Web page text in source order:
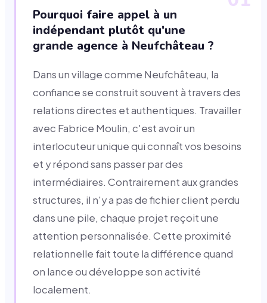
Pourquoi faire appel à un
indépendant plutôt qu'une
grande agence à Neufchâteau ?
Dans un village comme Neufchâteau, la
confiance se construit souvent à travers des
relations directes et authentiques. Travailler
avec Fabrice Moulin, c'est avoir un
interlocuteur unique qui connaît vos besoins
et y répond sans passer par des
intermédiaires. Contrairement aux grandes
structures, il n'y a pas de fichier client perdu
dans une pile, chaque projet reçoit une
attention personnalisée. Cette proximité
relationnelle fait toute la différence quand
on lance ou développe son activité
localement.